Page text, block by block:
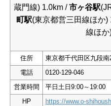
蔵門線) 1.0km /市ヶ谷駅
町駅(東京都営三田線ほか)
線ほか
住所
東京都千代田区九段
電話
0120-129-046
営業時間
平日土日9:00～19:00
HP
https://www.o-